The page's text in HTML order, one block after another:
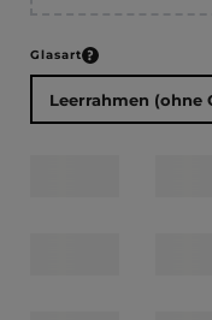
Glasartauswählen